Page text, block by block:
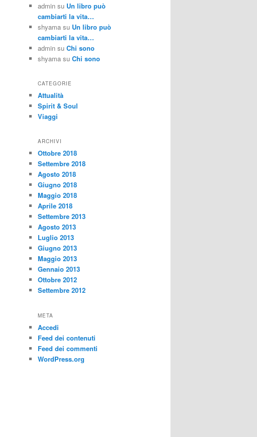
admin su Un libro può
cambiarti la vita…
shyama su Un libro può
cambiarti la vita…
admin su Chi sono
shyama su Chi sono
CATEGORIE
Attualità
Spirit & Soul
Viaggi
ARCHIVI
Ottobre 2018
Settembre 2018
Agosto 2018
Giugno 2018
Maggio 2018
Aprile 2018
Settembre 2013
Agosto 2013
Luglio 2013
Giugno 2013
Maggio 2013
Gennaio 2013
Ottobre 2012
Settembre 2012
META
Accedi
Feed dei contenuti
Feed dei commenti
WordPress.org